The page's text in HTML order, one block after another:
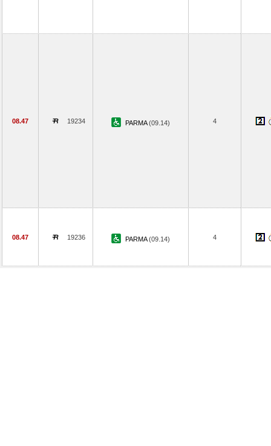
08.47 19234 PARMA(09.14) 4
08.47 19236 PARMA(09.14) 4